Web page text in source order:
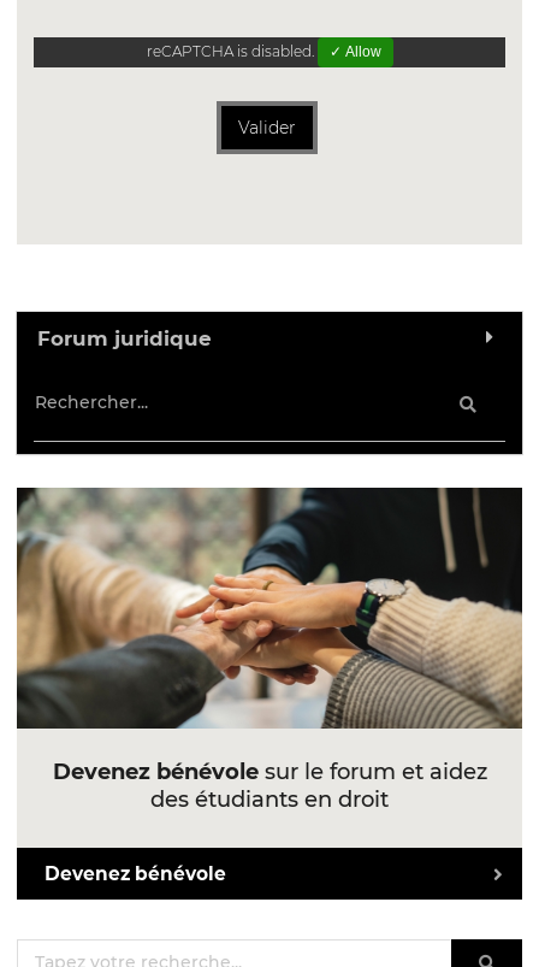
reCAPTCHA is disabled. ✓ Allow
Valider
Forum juridique
Devenez bénévolesur le forum et aidez
des étudiants en droit
Devenez bénévole